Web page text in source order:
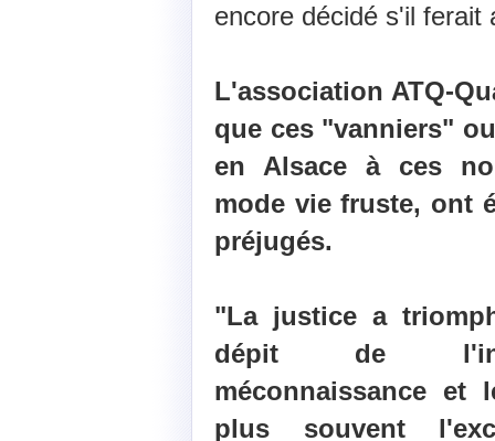
encore décidé s'il ferait
L'association ATQ-
que ces "vanniers"
en Alsace à ces
mode vie fruste, ont
préjugés.
"La justice a
dépit de
méconnaissance et
plus souvent